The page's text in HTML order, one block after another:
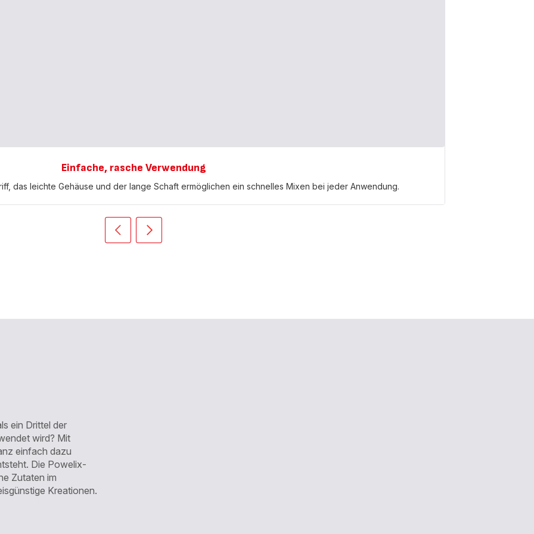
Einfache, rasche Verwendung
das leichte Gehäuse und der lange Schaft ermöglichen ein schnelles Mixen bei jeder Anwendung.
VorherigeWeiter
ein Drittel der
wird? Mit
einfach dazu
Die Powelix-
Zutaten im
Kreationen.